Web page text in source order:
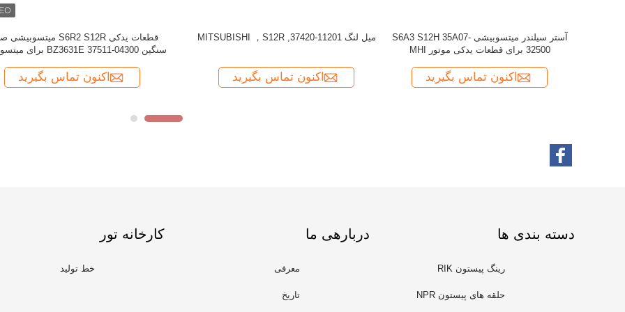
دسته بندی ها
رینگ پیستون RIK
حلقه های پیستون NPR
دربارهی ما
معرفی
تاریخ
کارخانه تور
خط تولید